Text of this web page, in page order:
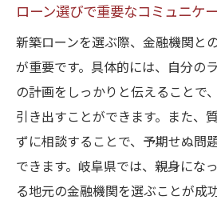
ローン選びで重要なコミュニケ
新築ローンを選ぶ際、金融機関と
が重要です。具体的には、自分の
の計画をしっかりと伝えることで
引き出すことができます。また、
ずに相談することで、予期せぬ問
できます。岐阜県では、親身にな
る地元の金融機関を選ぶことが成